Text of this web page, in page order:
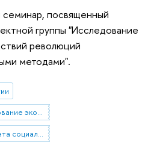
семинар, посвященный
группы "Исследование
революций
методами".
Проектная группа "Исследование экономических последствий революций квазиэкспериментальными методами"
Проектные группы факультета социальных наук